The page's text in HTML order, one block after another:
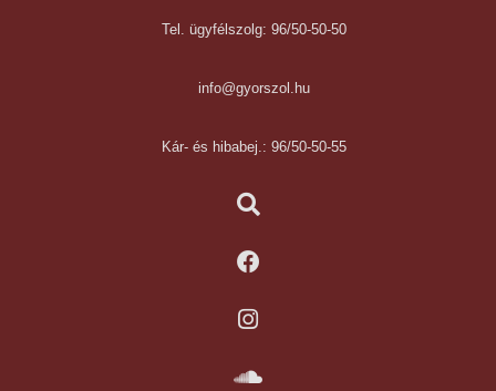
Tel. ügyfélszolg: 96/50-50-50
info@gyorszol.hu
Kár- és hibabej.: 96/50-50-55